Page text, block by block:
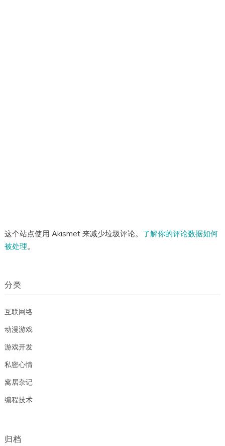
这个站点使用 Akismet 来减少垃圾评论。 了解你的评论数据如何
被处理。
分类
互联网络
动漫游戏
游戏开发
私密心情
窝居杂记
编程技术
归档